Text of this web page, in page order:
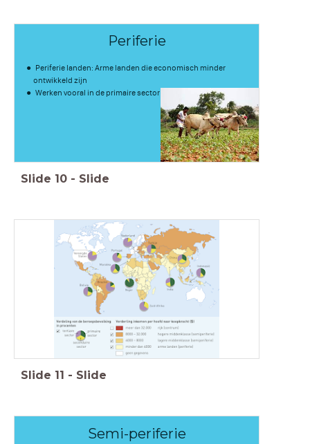
Periferie
Periferie landen: Arme landen die economisch minder
ontwikkeld zijn
Werken vooral in de primaire sector
Slide 10 - Slide
Slide 11 - Slide
Semi-periferie